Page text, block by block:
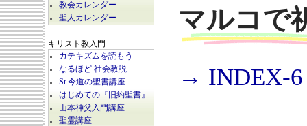
教会カレンダー
聖人カレンダー
キリスト教入門
カテキズムを読もう
なるほど 社会教説
Sr.今道の聖書講座
はじめての『旧約聖書』
山本神父入門講座
聖霊講座
マルコで
→ INDEX-6